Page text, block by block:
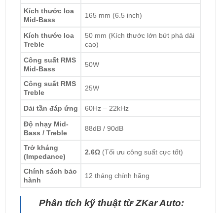
Kích thước loa
Treble
cao)
Công suất RMS
Mid-Bass
50W
Công suất RMS
Treble
25W
Dải tần đáp ứng
Bass / Treble
Trở kháng
(Impedance)
2.6Ω (Tối ưu công suất cực tốt)
Chính sách bảo
hành
12 tháng chính hãng
Phân tích kỹ thuật từ ZKar Auto:
củaSTEG LEO-650Cchính là mức